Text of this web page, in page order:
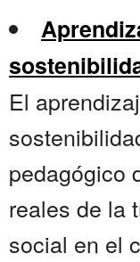
El
pedagógico
reales de la
social en el